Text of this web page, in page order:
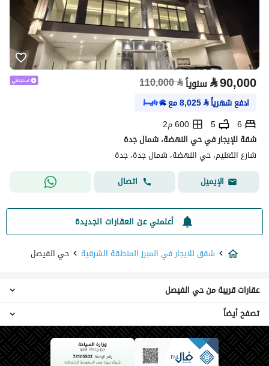
⃁90,000 سنوياً⃁
110,000
ادفع شهرياً⃁
8,025مع
6
5
600 م2
شقة للإيجار في حي النهضة، شمال جدة
شارع التعليم، حي النهضة، شمال جدة، جدة
الإيميل
اتصال
أعلمني عن العقارات الجديدة
شقق للايجار في المبرز المنطقة الشرقية
حي الفيصل
شقق حي الشروفية
شقق حي الحزم الجنوبي
شقق حي الهفوف المنطقة الشرقية
شقق حي عين نجم
عقارات قريبة من حي الفيصل
عقارات للايجار في المبرز المنطقة الشرقية
تصفح أيضاً